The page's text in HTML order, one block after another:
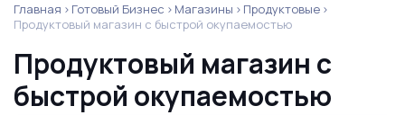
Главная Готовый Бизнес Магазины
Продуктовые
Продуктовый магазин с быстрой окупаемостью
Продуктовый магазин с
быстрой окупаемостью